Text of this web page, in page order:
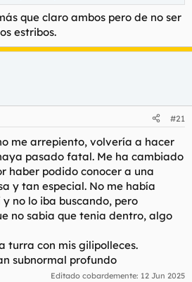
mayor o menor medida, pero mejor
que claro ambos pero de no ser
estribos.
#21
me arrepiento, volvería a hacer
pasado fatal. Me ha cambiado
haber podido conocer a una
y tan especial. No me había
no lo iba buscando, pero
no sabia que tenia dentro, algo
turra con mis gilipolleces.
subnormal profundo
Editado cobardemente: 12 Jun 2025